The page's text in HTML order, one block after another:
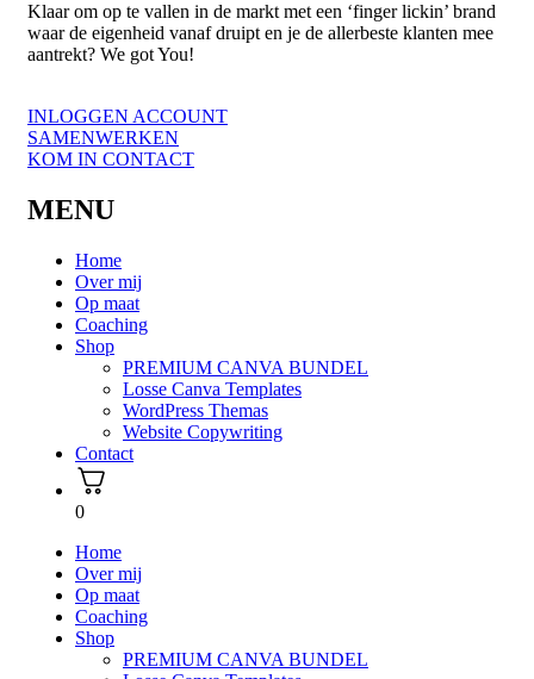
Klaar om op te vallen in de markt met een ‘finger lickin’ brand
waar de eigenheid vanaf druipt en je de allerbeste klanten mee
aantrekt? We got You!
INLOGGEN ACCOUNT
SAMENWERKEN
KOM IN CONTACT
MENU
Home
Over mij
Op maat
Coaching
Shop
PREMIUM CANVA BUNDEL
Losse Canva Templates
WordPress Themas
Website Copywriting
Contact
0
Home
Over mij
Op maat
Coaching
Shop
PREMIUM CANVA BUNDEL